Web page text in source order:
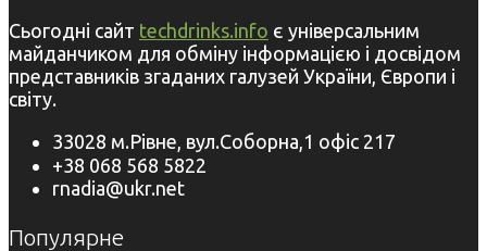
Сьогодні сайт techdrinks.info є універсальним
майданчиком для обміну інформацією і досвідом
представників згаданих галузей України, Європи і
світу.
33028 м.Рівне, вул.Соборна,1 офіс 217
+38 068 568 5822
rnadia@ukr.net
Популярне